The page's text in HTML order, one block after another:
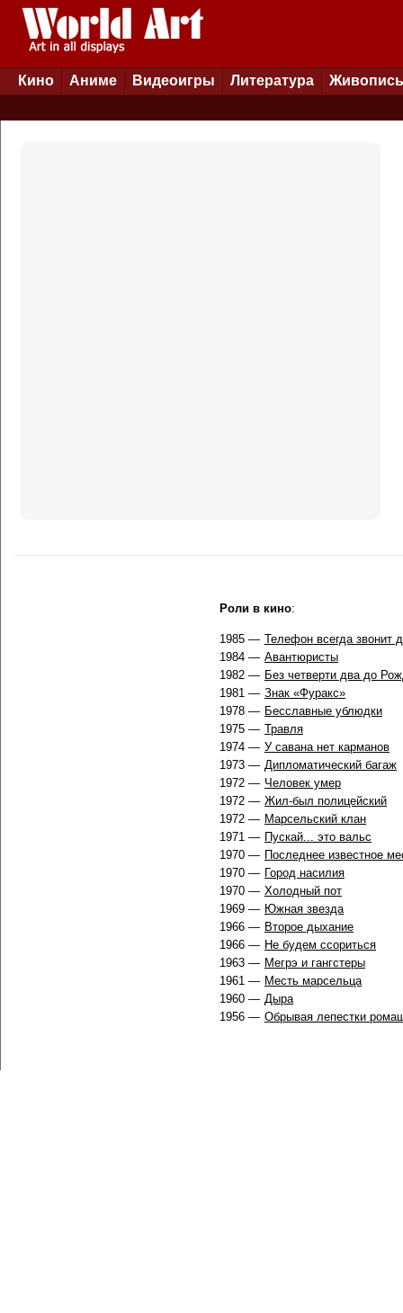
Кино Аниме Видеоигры Литература Живопись
Роли в кино:
1985 — Телефон всегда звонит
1984 — Авантюристы
1982 — Без четверти два до
1981 — Знак «Фуракс»
1978 — Бесславные ублюдки
1975 — Травля
1974 — У савана нет карманов
1973 — Дипломатический багаж
1972 — Человек умер
1972 — Жил-был полицейский
1972 — Марсельский клан
1971 — Пускай... это вальс
1970 — Последнее известное
1970 — Город насилия
1970 — Холодный пот
1969 — Южная звезда
1966 — Второе дыхание
1966 — Не будем ссориться
1963 — Мегрэ и гангстеры
1961 — Месть марсельца
1960 — Дыра
1956 — Обрывая лепестки